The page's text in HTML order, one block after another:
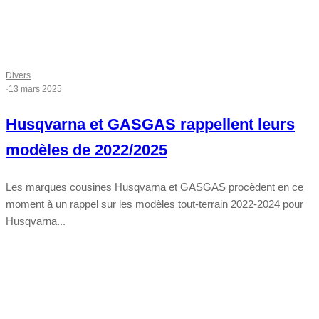
Divers
·13 mars 2025
Husqvarna et GASGAS rappellent leurs
modèles de 2022/2025
Les marques cousines Husqvarna et GASGAS procèdent en ce
moment à un rappel sur les modèles tout-terrain 2022-2024 pour
Husqvarna...